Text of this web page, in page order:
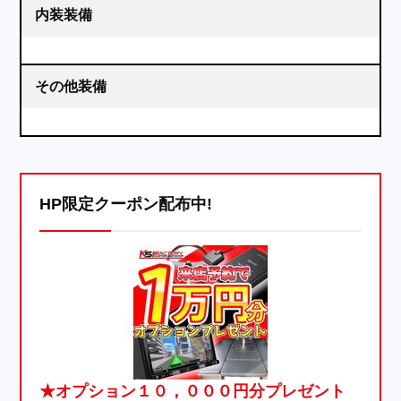
内装装備
その他装備
HP限定クーポン配布中!
★オプション１０，０００円分プレゼント